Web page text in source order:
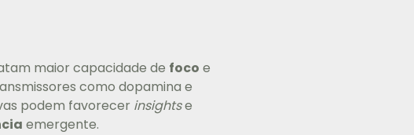
maior capacidade de foco e
como dopamina e
podem favorecer insightse
emergente.